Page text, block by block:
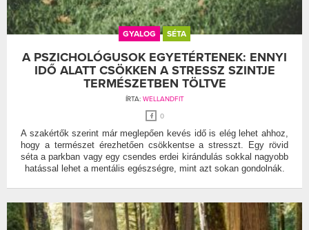
GYALOG SÉTA
A PSZICHOLÓGUSOK EGYETÉRTENEK: ENNYI
IDŐ ALATT CSÖKKEN A STRESSZ SZINTJE
TERMÉSZETBEN TÖLTVE
ÍRTA: WELLANDFIT
0
A szakértők szerint már meglepően kevés idő is elég lehet ahhoz,
hogy a természet érezhetően csökkentse a stresszt. Egy rövid
séta a parkban vagy egy csendes erdei kirándulás sokkal nagyobb
hatással lehet a mentális egészségre, mint azt sokan gondolnák.